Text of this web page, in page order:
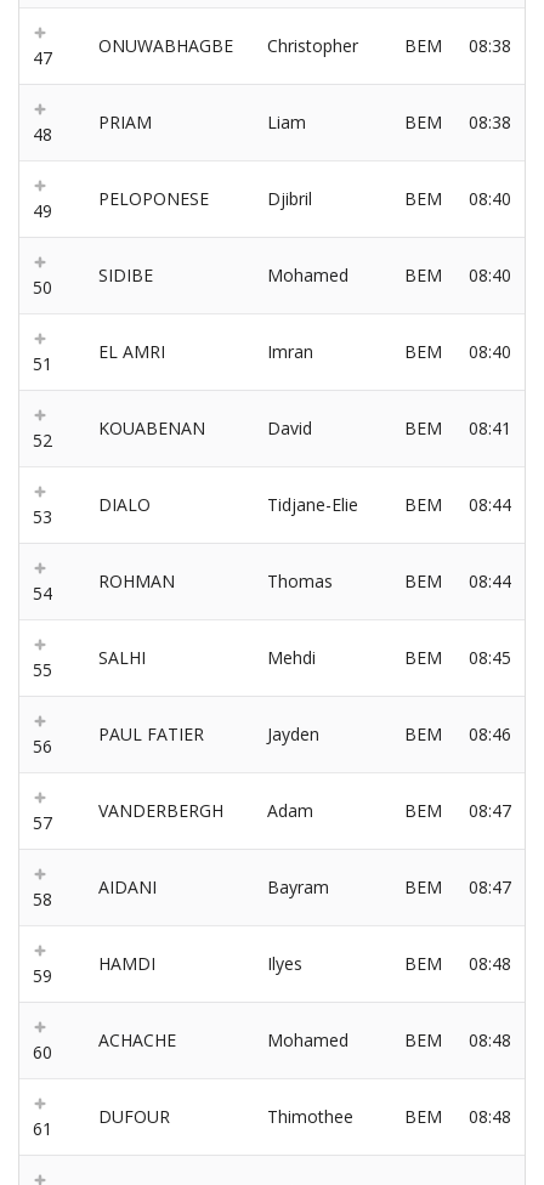
47
ONUWABHAGBE Christopher BEM 08:38
48
PRIAM Liam BEM 08:38
49
PELOPONESE Djibril BEM 08:40
50
SIDIBE Mohamed BEM 08:40
51
EL AMRI Imran BEM 08:40
52
KOUABENAN David BEM 08:41
53
DIALO Tidjane-Elie BEM 08:44
54
ROHMAN Thomas BEM 08:44
55
SALHI Mehdi BEM 08:45
56
PAUL FATIER Jayden BEM 08:46
57
VANDERBERGH Adam BEM 08:47
58
AIDANI Bayram BEM 08:47
59
HAMDI Ilyes BEM 08:48
60
ACHACHE Mohamed BEM 08:48
61
DUFOUR Thimothee BEM 08:48